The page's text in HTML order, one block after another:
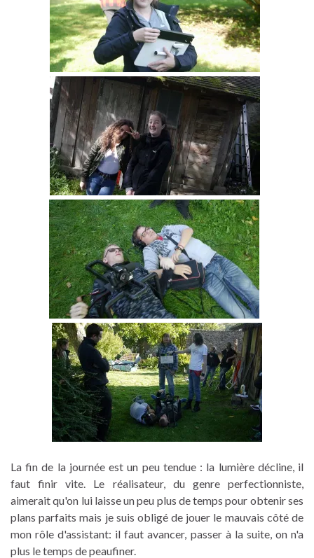
La fin de la journée est un peu tendue : la lumière décline, il
faut finir vite. Le réalisateur, du genre perfectionniste,
aimerait qu'on lui laisse un peu plus de temps pour obtenir ses
plans parfaits mais je suis obligé de jouer le mauvais côté de
mon rôle d'assistant: il faut avancer, passer à la suite, on n'a
plus le temps de peaufiner.